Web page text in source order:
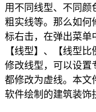
用不同线型、不同颜
粗实线等。那么如何
标右击，在弹出菜单
【线型】、【线型
修改线型，可以设置
都修改为虚线。本文
软件绘制的建筑装饰